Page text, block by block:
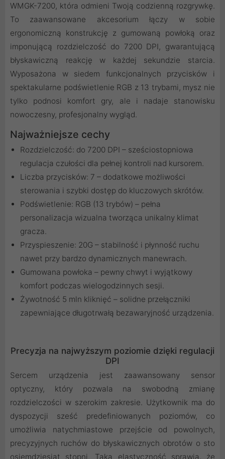
WMGK-7200, która odmieni Twoją codzienną rozgrywkę.
To zaawansowane akcesorium łączy w sobie
ergonomiczną konstrukcję z gumowaną powłoką oraz
imponującą rozdzielczość do 7200 DPI, gwarantującą
błyskawiczną reakcję w każdej sekundzie starcia.
Wyposażona w siedem funkcjonalnych przycisków i
spektakularne podświetlenie RGB z 13 trybami, mysz nie
tylko podnosi komfort gry, ale i nadaje stanowisku
nowoczesny, profesjonalny wygląd.
Najważniejsze cechy
Rozdzielczość: do 7200 DPI – sześciostopniowa
regulacja czułości dla pełnej kontroli nad kursorem.
Liczba przycisków: 7 – dodatkowe możliwości
sterowania i szybki dostęp do kluczowych skrótów.
Podświetlenie: RGB (13 trybów) – pełna
personalizacja wizualna tworząca unikalny klimat
gracza.
Przyspieszenie: 20G – stabilność i płynność ruchu
nawet przy bardzo dynamicznych manewrach.
Gumowana powłoka – pewny chwyt i wyjątkowy
komfort podczas wielogodzinnych sesji.
Żywotność 5 mln kliknięć – solidne przełączniki
zapewniające długotrwałą bezawaryjność urządzenia.
Precyzja na najwyższym poziomie dzięki regulacji
DPI
Sercem urządzenia jest zaawansowany sensor
optyczny, który pozwala na swobodną zmianę
rozdzielczości w szerokim zakresie. Użytkownik ma do
dyspozycji sześć predefiniowanych poziomów, co
umożliwia natychmiastowe przejście od powolnych,
precyzyjnych ruchów do błyskawicznych obrotów o sto
osiemdziesiąt stopni. Taka elastyczność sprawia, że